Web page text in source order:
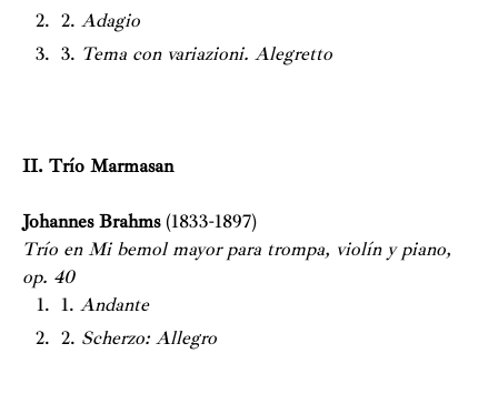
2. Adagio
3. Tema con variazioni. Alegretto
II. Trío Marmasan
Johannes Brahms (1833-1897)
Trío en Mi bemol mayor para trompa, violín y piano,
op. 40
1. Andante
2. Scherzo: Allegro